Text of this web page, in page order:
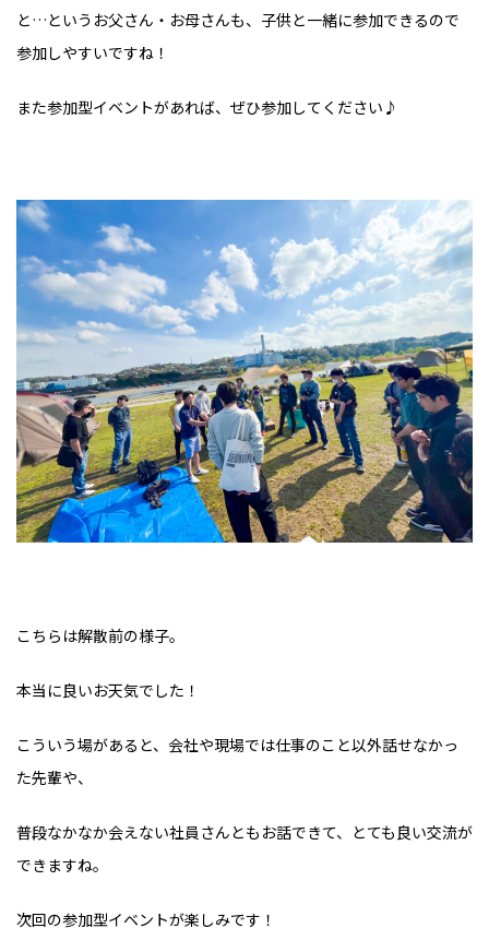
と…というお父さん・お母さんも、子供と一緒に参加できるので
参加しやすいですね！
また参加型イベントがあれば、ぜひ参加してください♪
こちらは解散前の様子。
本当に良いお天気でした！
こういう場があると、会社や現場では仕事のこと以外話せなかっ
た先輩や、
普段なかなか会えない社員さんともお話できて、とても良い交流が
できますね。
次回の参加型イベントが楽しみです！